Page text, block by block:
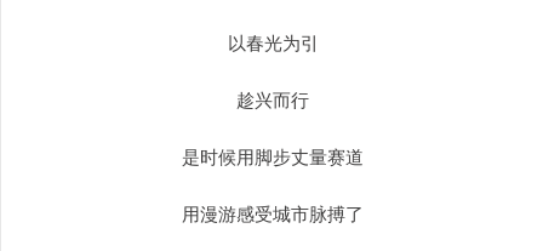
以春光为引
趁兴而行
是时候用脚步丈量赛道
用漫游感受城市脉搏了